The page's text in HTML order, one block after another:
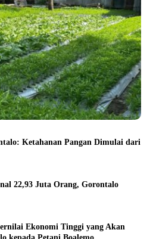
Ketahanan Pangan Dimulai dari
22,93 Juta Orang, Gorontalo
Ekonomi Tinggi yang Akan